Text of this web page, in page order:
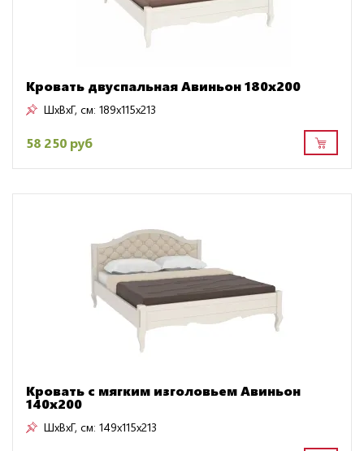
Кровать двуспальная Авиньон 180х200
ШxВxГ, см: 189x115x213
58 250 руб
Кровать с мягким изголовьем Авиньон
140х200
ШxВxГ, см: 149x115x213